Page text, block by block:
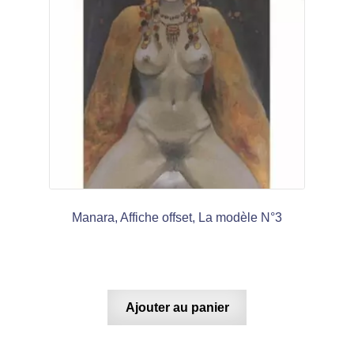
Manara, Affiche offset, La modèle N°3
Ajouter au panier